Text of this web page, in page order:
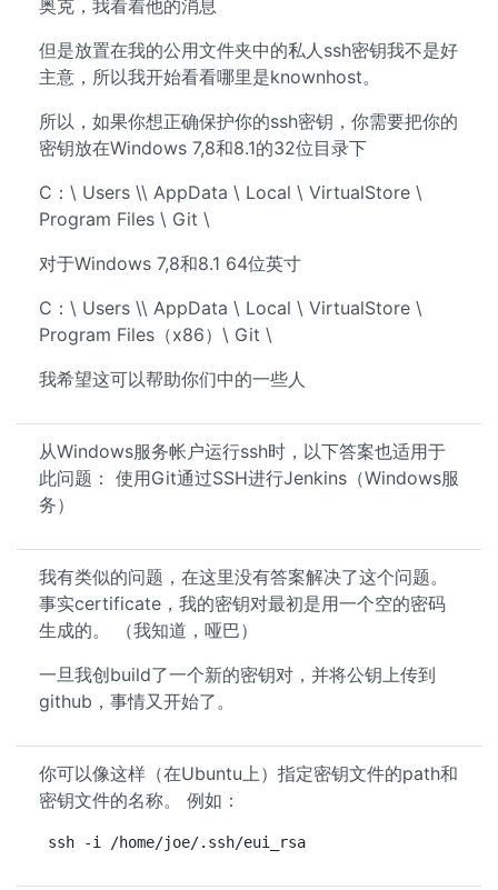
奥克，我看着他的消息
但是放置在我的公用文件夹中的私人ssh密钥我不是好
主意，所以我开始看看哪里是knownhost。
所以，如果你想正确保护你的ssh密钥，你需要把你的
密钥放在Windows 7,8和8.1的32位目录下
C：\ Users \\ AppData \ Local \ VirtualStore \
Program Files \ Git \
对于Windows 7,8和8.1 64位英寸
C：\ Users \\ AppData \ Local \ VirtualStore \
Program Files（x86）\ Git \
我希望这可以帮助你们中的一些人
从Windows服务帐户运行ssh时，以下答案也适用于
此问题： 使用Git通过SSH进行Jenkins（Windows服
务）
我有类似的问题，在这里没有答案解决了这个问题。
事实certificate，我的密钥对最初是用一个空的密码
生成的。 （我知道，哑巴）
一旦我创build了一个新的密钥对，并将公钥上传到
github，事情又开始了。
你可以像这样（在Ubuntu上）指定密钥文件的path和
密钥文件的名称。 例如：
ssh -i /home/joe/.ssh/eui_rsa